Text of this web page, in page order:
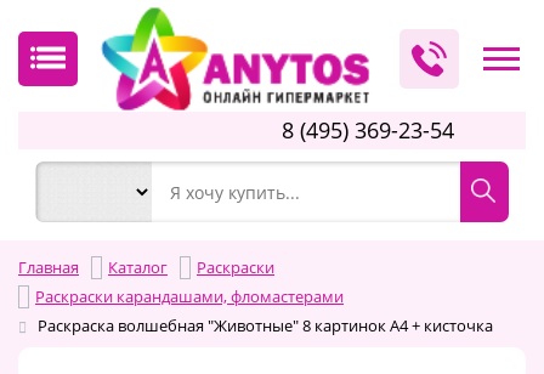
8 (495) 369-23-54
Главная Каталог
Раскраски
Раскраски карандашами, фломастерами
Раскраска волшебная "Животные" 8 картинок А4 + кисточка